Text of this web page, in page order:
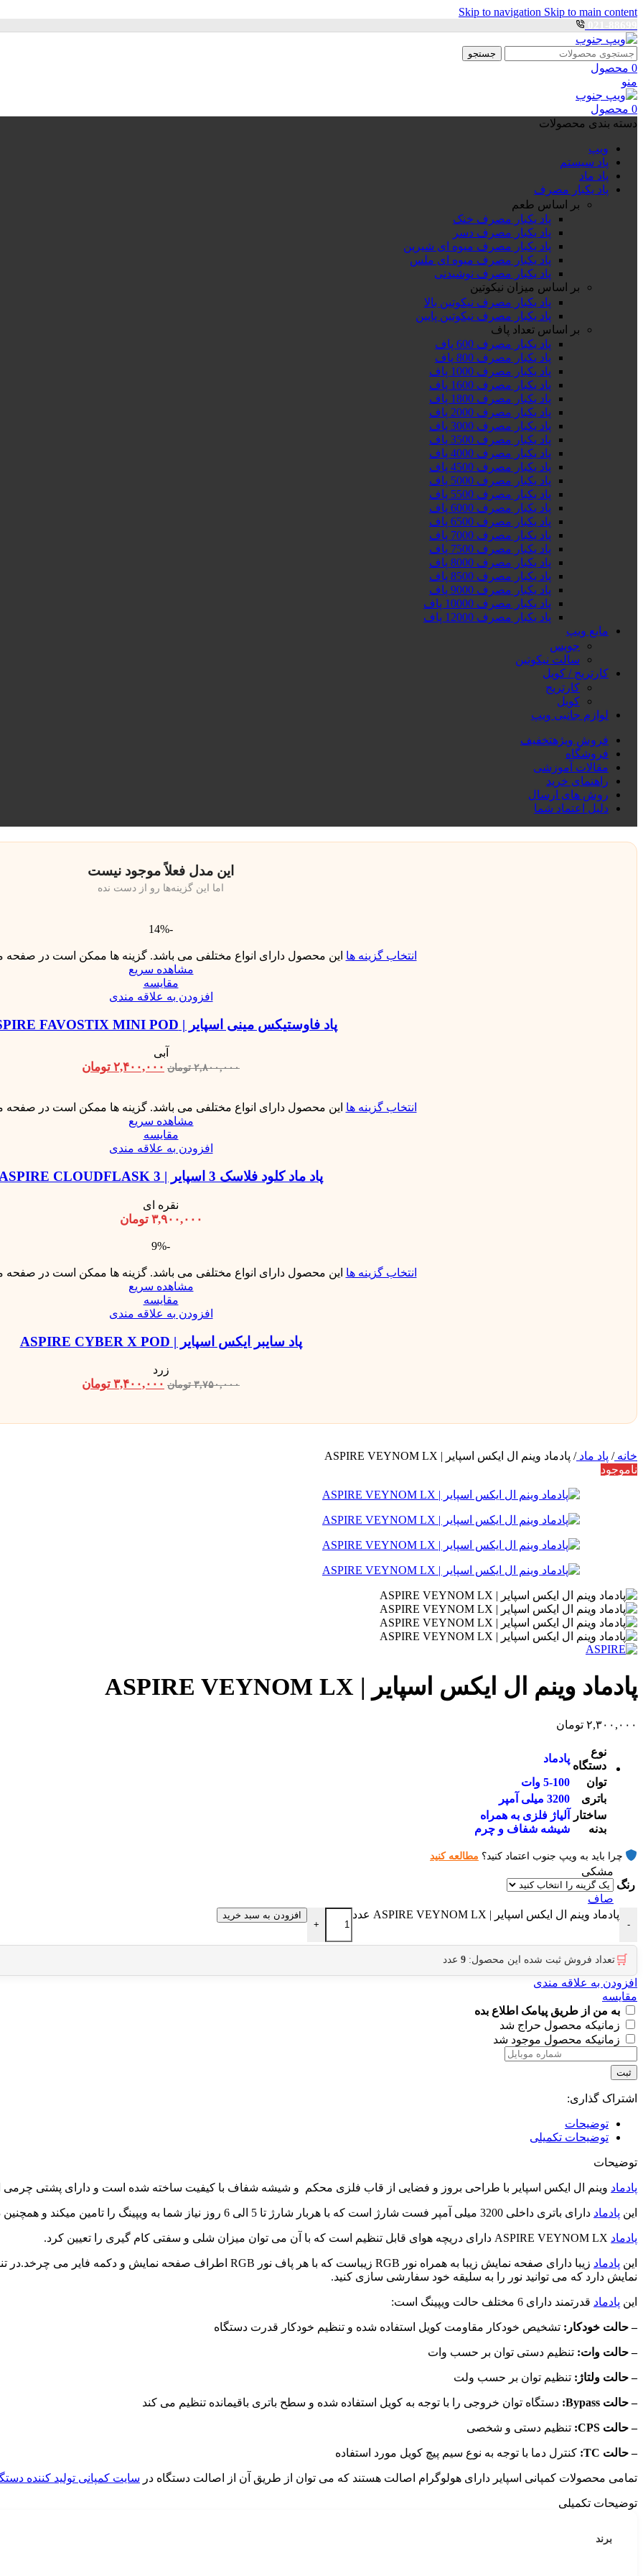
Skip to navigation Skip to main content
ارسال رایگان برای خرید بالای 3 تومن | ارسال شیراز فوری و مابقی شهرها با پست و تیپاکس
جستجو
0 محصول
منو
0 محصول
دسته بندی محصولات
ویپ
پاد سیستم
پاد ماد
پاد یکبار مصرف
بر اساس طعم
پاد یکبار مصرف خنک
پاد یکبار مصرف دسر
پاد یکبار مصرف میوه ای شیرین
پاد یکبار مصرف میوه ای ملس
پاد یکبار مصرف نوشیدنی
بر اساس میزان نیکوتین
پاد یکبار مصرف نیکوتین بالا
پاد یکبار مصرف نیکوتین پایین
بر اساس تعداد پاف
پاد یکبار مصرف 600 پاف
پاد یکبار مصرف 800 پاف
پاد یکبار مصرف 1000 پاف
پاد یکبار مصرف 1600 پاف
پاد یکبار مصرف 1800 پاف
پاد یکبار مصرف 2000 پاف
پاد یکبار مصرف 3000 پاف
پاد یکبار مصرف 3500 پاف
پاد یکبار مصرف 4000 پاف
پاد یکبار مصرف 4500 پاف
پاد یکبار مصرف 5000 پاف
پاد یکبار مصرف 5500 پاف
پاد یکبار مصرف 6000 پاف
پاد یکبار مصرف 6500 پاف
پاد یکبار مصرف 7000 پاف
پاد یکبار مصرف 7500 پاف
پاد یکبار مصرف 8000 پاف
پاد یکبار مصرف 8500 پاف
پاد یکبار مصرف 9000 پاف
پاد یکبار مصرف 10000 پاف
پاد یکبار مصرف 12000 پاف
مایع ویپ
جویس
سالت نیکوتین
کارتریج / کویل
کارتریج
کویل
لوازم جانبی ویپ
فروش ویژهتخفیف
فروشگاه
مقالات آموزشی
راهنمای خرید
روش های ارسال
دلیل اعتماد شما
این مدل فعلاً موجود نیست
اما این گزینه‌ها رو از دست نده
-14%
انتخاب گزینه ها این محصول دارای انواع مختلفی می باشد. گزینه ها ممکن است در
مشاهده سریع
مقایسه
افزودن به علاقه مندی
پاد فاوستیکس مینی اسپایر | ASPIRE FAVOSTIX MINI POD
آبی
۲,۸۰۰,۰۰۰ تومان ۲,۴۰۰,۰۰۰ تومان
انتخاب گزینه ها این محصول دارای انواع مختلفی می باشد. گزینه ها ممکن است در
مشاهده سریع
مقایسه
افزودن به علاقه مندی
پاد ماد کلود فلاسک 3 اسپایر | ASPIRE CLOUDFLASK 3
نقره ای
۳,۹۰۰,۰۰۰ تومان
-9%
انتخاب گزینه ها این محصول دارای انواع مختلفی می باشد. گزینه ها ممکن است در
مشاهده سریع
مقایسه
افزودن به علاقه مندی
پاد سایبر ایکس اسپایر | ASPIRE CYBER X POD
زرد
۳,۷۵۰,۰۰۰ تومان ۳,۴۰۰,۰۰۰ تومان
خانه/ پاد ماد/ پادماد وینم ال ایکس اسپایر | ASPIRE VEYNOM LX
ناموجود
پادماد وینم ال ایکس اسپایر | ASPIRE VEYNOM LX
۲,۳۰۰,۰۰۰ تومان
نوع
دستگاه
پادماد
توان
5-100 وات
باتری
3200 میلی آمپر
ساختار
بدنه
آلیاژ فلزی به همراه
شیشه شفاف و چرم
چرا باید به ویپ جنوب اعتماد کنید؟ مطالعه کنید
رنگ
مشکی
صاف
-
پادماد وینم ال ایکس اسپایر | ASPIRE VEYNOM LX عدد
+
افزودن به سبد خرید
🛒 تعداد فروش ثبت شده این محصول: 9 عدد
افزودن به علاقه مندی
مقایسه
به من از طریق پیامک اطلاع بده
زمانیکه محصول حراج شد
زمانیکه محصول موجود شد
ثبت
اشتراک گذاری:
توضیحات
توضیحات تکمیلی
توضیحات
پادماد وینم ال ایکس اسپایر با طراحی بروز و فضایی از قاب فلزی محکم و شیشه شفاف با کیفیت ساخته شده است و دارای پشتی
این پادماد دارای باتری داخلی 3200 میلی آمپر فست شارژ است که با هربار شارژ تا 5 الی 6 روز نیاز شما به ویپینگ را تامین میکند و همچنین دارای ظرفیت کارتریج 5 میلی لیتر است.
پادماد
این پادماد
نمایش دارد که می توانید نور را به سلیقه خود سفارشی سازی کنید.
این پادماد قدرتمند دارای 6 مختلف حالت ویپینگ است:
– حالت خودکار: تشخیص خودکار مقاومت کویل استفاده شده و تنظیم خودکار قدرت دستگاه
– حالت وات: تنظیم دستی توان بر حسب وات
– حالت ولتاژ: تنظیم توان بر حسب ولت
– حالت Bypass: دستگاه توان خروجی را با توجه به کویل استفاده شده و سطح باتری باقیمانده تنظیم می کند
– حالت CPS: تنظیم دستی و شخصی
– حالت TC: کنترل دما با توجه به نوع سیم پیچ کویل مورد استفاده
تمامی محصولات کمپانی اسپایر دارای هولوگرام اصالت هستند که می توان از طریق آن از اصالت دستگاه در سایت کمپانی تولید کننده
توضیحات تکمیلی
برند